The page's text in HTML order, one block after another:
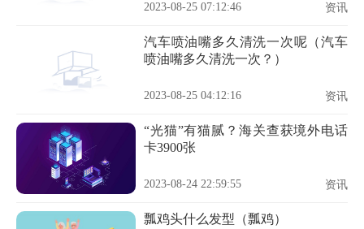
2023-08-25 07:12:46 资讯
汽车喷油嘴多久清洗一次呢（汽车
喷油嘴多久清洗一次？）
2023-08-25 04:12:16 资讯
“光猫”有猫腻？海关查获境外电话
卡3900张
2023-08-24 22:59:55 资讯
瓢鸡头什么发型（瓢鸡）